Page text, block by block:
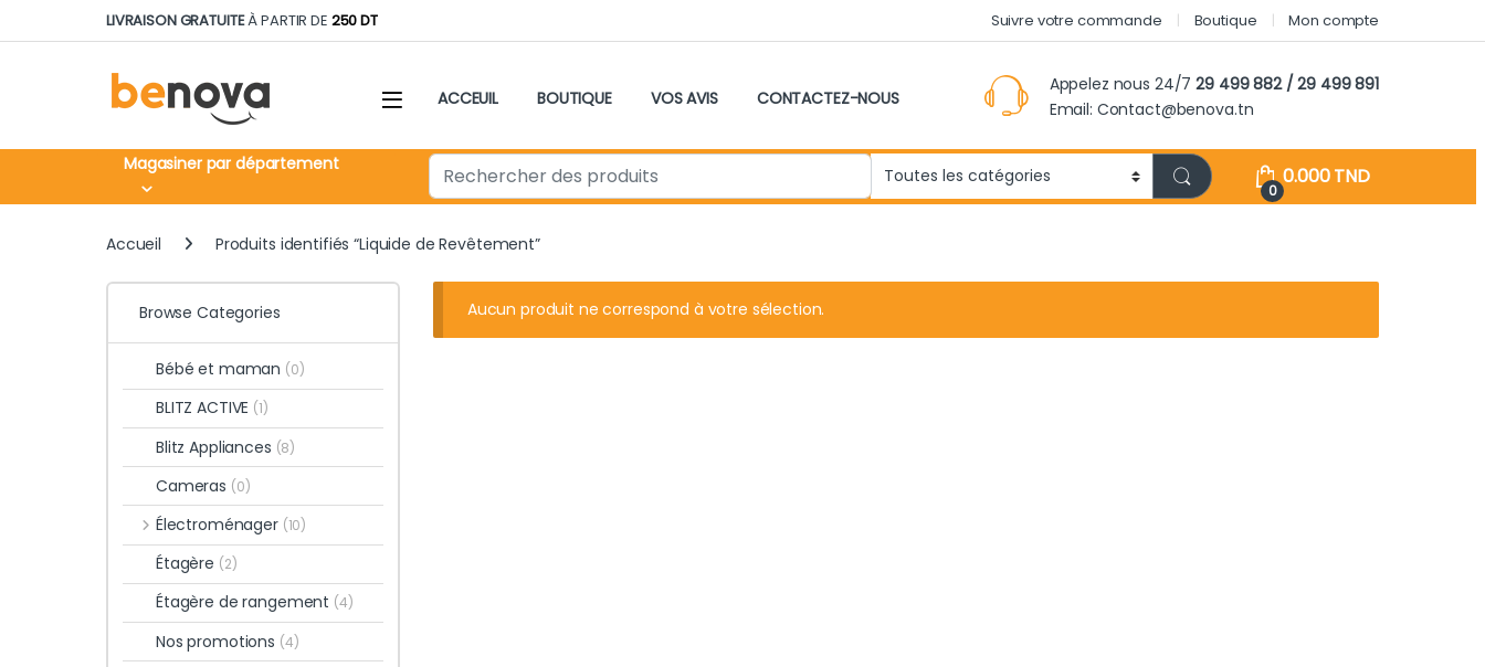
Skip to navigation
Skip to contentLIVRAISON GRATUITEÀ PARTIR DE 250 DT Suivre votre commande Boutique Mon compte
ACCEUIL BOUTIQUE VOS AVIS CONTACTEZ-NOUS
Appelez nous 24/729 499 882 / 29 499 891
Email: Contact@benova.tn
Magasiner par département Search for:
0
0.000TND
Accueil Produits identifiés “Liquide de Revêtement”
Aucun produit ne correspond à votre sélection.
Browse Categories
Bébé et maman (0)
BLITZ ACTIVE (1)
Blitz Appliances (8)
Cameras (0)
Électroménager (10)
Étagère (2)
Étagère de rangement (4)
Nos promotions (4)